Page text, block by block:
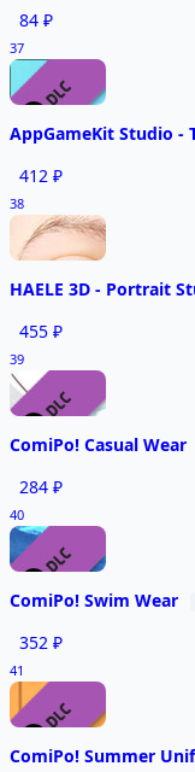
84 ₽
37
AppGameKit Studio -
412 ₽
38
HAELE 3D - Portrait
455 ₽
39
ComiPo! Casual Wear
284 ₽
40
ComiPo! Swim Wear
352 ₽
41
ComiPo! Summer